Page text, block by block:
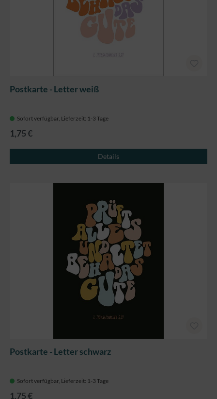
Postkarte - Letter weiß
Sofort verfügbar, Lieferzeit: 1-3 Tage
1,75 €
Details
Postkarte - Letter schwarz
Sofort verfügbar, Lieferzeit: 1-3 Tage
1,75 €